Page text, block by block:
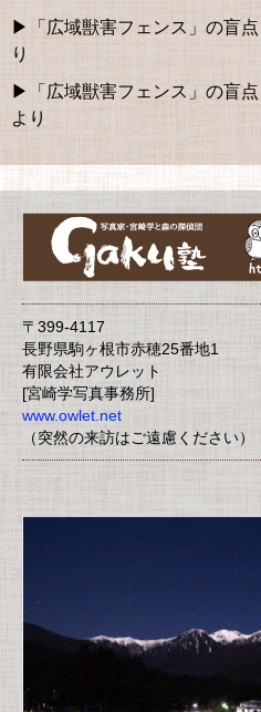
「広域獣害フェンス」の盲
り
「広域獣害フェンス」の盲
より
〒399-4117
長野県駒ヶ根市赤穂25番地1
有限会社アウレット
[宮崎学写真事務所]
www.owlet.net
（突然の来訪はご遠慮ください）